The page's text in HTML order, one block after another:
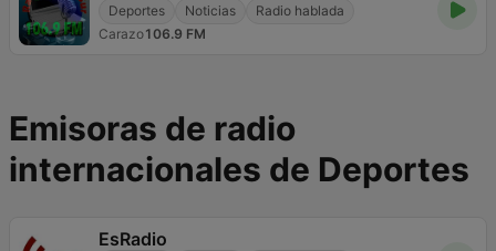
Deportes Noticias
Radio hablada
Carazo106.9 FM
Emisoras de radio
internacionales de Deportes
EsRadio